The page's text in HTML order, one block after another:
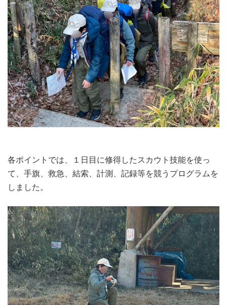
各ポイントでは、１日目に修得したスカウト技能を使っ
て、手旗、救急、結索、計測、記録等を競うプログラムを
しました。